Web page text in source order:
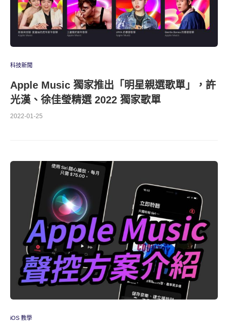
科技新聞
Apple Music 獨家推出「明星親選歌單」，許
光漢、徐佳瑩精選 2022 獨家歌單
2022-01-25
iOS 教學